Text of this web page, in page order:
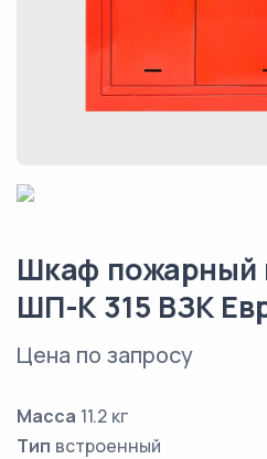
Шкаф пожарный
ШП-К 315 ВЗК
Цена по запросу
Масса 11.2 кг
Тип встроенный